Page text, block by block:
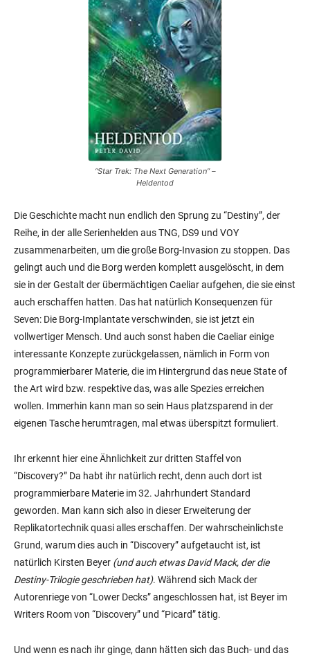
“Star Trek: The Next Generation” –
Heldentod
Die Geschichte macht nun endlich den Sprung zu “Destiny”, der
Reihe, in der alle Serienhelden aus TNG, DS9 und VOY
zusammenarbeiten, um die große Borg-Invasion zu stoppen. Das
gelingt auch und die Borg werden komplett ausgelöscht, in dem
sie in der Gestalt der übermächtigen Caeliar aufgehen, die sie einst
auch erschaffen hatten. Das hat natürlich Konsequenzen für
Seven: Die Borg-Implantate verschwinden, sie ist jetzt ein
vollwertiger Mensch. Und auch sonst haben die Caeliar einige
interessante Konzepte zurückgelassen, nämlich in Form von
programmierbarer Materie, die im Hintergrund das neue State of
the Art wird bzw. respektive das, was alle Spezies erreichen
wollen. Immerhin kann man so sein Haus platzsparend in der
eigenen Tasche herumtragen, mal etwas überspitzt formuliert.
Ihr erkennt hier eine Ähnlichkeit zur dritten Staffel von
“Discovery?” Da habt ihr natürlich recht, denn auch dort ist
programmierbare Materie im 32. Jahrhundert Standard
geworden. Man kann sich also in dieser Erweiterung der
Replikatortechnik quasi alles erschaffen. Der wahrscheinlichste
Grund, warum dies auch in “Discovery” aufgetaucht ist, ist
natürlich Kirsten Beyer (und auch etwas David Mack, der die
Destiny-Trilogie geschrieben hat). Während sich Mack der
Autorenriege von “Lower Decks” angeschlossen hat, ist Beyer im
Writers Room von “Discovery” und “Picard” tätig.
Und wenn es nach ihr ginge, dann hätten sich das Buch- und das